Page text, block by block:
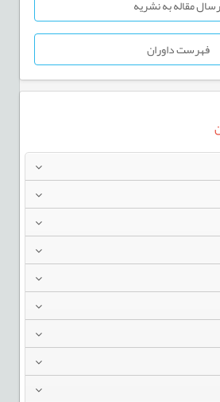
مقاله به نشریه
فهرست داوران